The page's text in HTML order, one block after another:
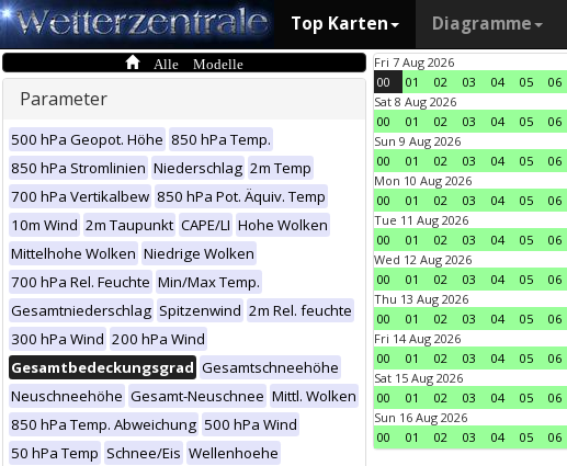
Top Karten Diagramme
Alle Modelle
Parameter
500 hPa Geopot. Höhe 850 hPa Temp.
850 hPa Stromlinien Niederschlag 2m Temp
700 hPa Vertikalbew 850 hPa Pot. Äquiv. Temp
10m Wind 2m Taupunkt CAPE/LI Hohe Wolken
Mittelhohe Wolken Niedrige Wolken
700 hPa Rel. Feuchte Min/Max Temp.
Gesamtniederschlag Spitzenwind 2m Rel. feuchte
300 hPa Wind 200 hPa Wind
Gesamtbedeckungsgrad Gesamtschneehöhe
Neuschneehöhe Gesamt-Neuschnee Mittl. Wolken
850 hPa Temp. Abweichung 500 hPa Wind
50 hPa Temp Schnee/Eis Wellenhoehe
Fri 7 Aug 2026
00
01 02 03 04 05 06
Sat 8 Aug 2026
00
01 02 03 04 05 06
Sun 9 Aug 2026
00
01 02 03 04 05 06
Mon 10 Aug 2026
00
01 02 03 04 05 06
Tue 11 Aug 2026
00
01 02 03 04 05 06
Wed 12 Aug 2026
00
01 02 03 04 05 06
Thu 13 Aug 2026
00
01 02 03 04 05 06
Fri 14 Aug 2026
00
01 02 03 04 05 06
Sat 15 Aug 2026
00
01 02 03 04 05 06
Sun 16 Aug 2026
00
01 02 03 04 05 06